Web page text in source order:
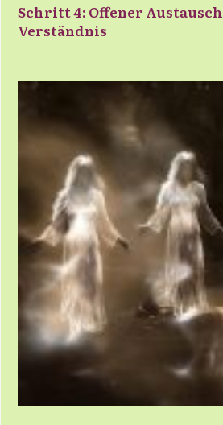
Schritt 4: Offener
Verständnis